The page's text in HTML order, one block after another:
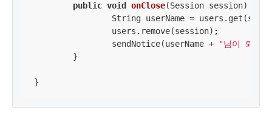
public void onClose(Session session)
		sendNotice(userName +
"님이 퇴장